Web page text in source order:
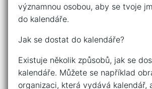
významnou osobou, aby se tvoje
do kalendáře.
Jak se dostat do kalendáře?
Existuje několik způsobů, jak se
kalendáře. Můžete se například
organizaci, která vydává kalendář,